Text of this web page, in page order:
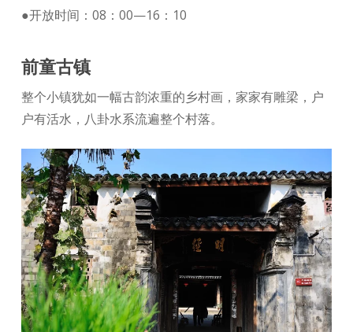
●开放时间：08：00—16：10
前童古镇
整个小镇犹如一幅古韵浓重的乡村画，家家有雕梁，户
户有活水，八卦水系流遍整个村落。